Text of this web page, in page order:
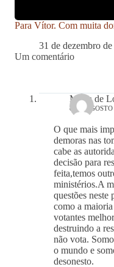
Para Vítor. Com muita
31 de dezembro
Um comentário
Maria de
8 DE
O que mais
demoras nas
cabe as
decisão para
feita,temos
ministérios.A
questões neste
como a
votantes
destruindo a
não vota.
o mundo e
desonesto.